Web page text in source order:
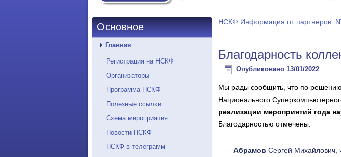
Основное
Главная
Регистрация на НСКФ
Организаторы
Программа НСКФ
Полезные ссылки
Схема мероприятия
Новости НСКФ
НСКФ в телеграмм
НСКФ Информация от партнёров:
Благодарность
Опубликовано 13/01/2022
Мы рады сообщить, что по решению
Национального
реализации мероприятий года
Благодарностью отмечены:
Абрамов Сергей Михайлович,